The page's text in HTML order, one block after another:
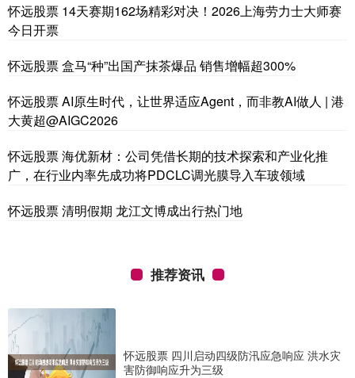
怀远股票 14天赛期162场精彩对决！2026上海劳力士大师赛
今日开票
怀远股票 盒马“种”出国产抹茶爆品 销售增幅超300%
怀远股票 AI原生时代，让世界适应Agent，而非教AI做人 | 港
大黄超@AIGC2026
怀远股票 海优新材：公司凭借长期的技术探索和产业化推
广，在行业内率先成功将PDCLC调光膜导入车玻领域
怀远股票 清明假期 龙江文博成出行热门地
推荐资讯
怀远股票 四川启动四级防汛应急响应 洪水灾
害防御响应升为三级